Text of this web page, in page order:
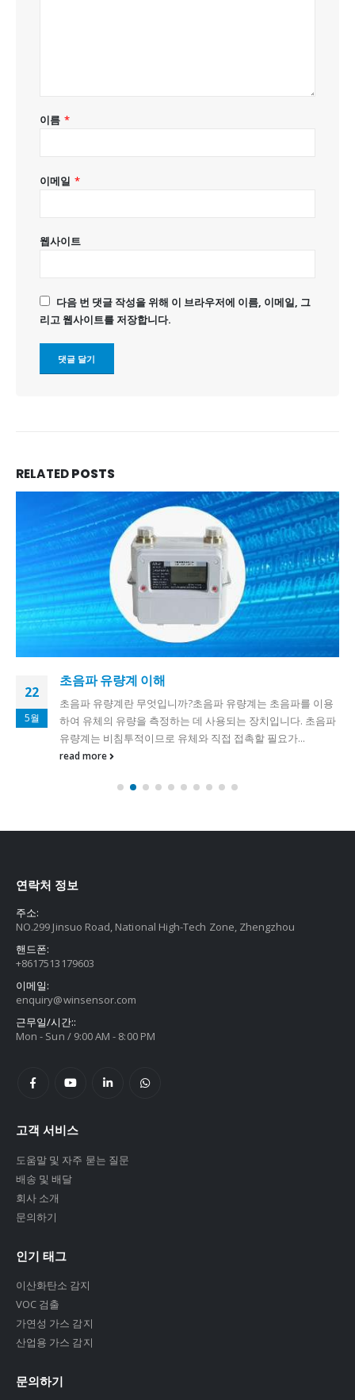
이름 *
이메일 *
웹사이트
다음 번 댓글 작성을 위해 이 브라우저에 이름, 이메일, 그
리고 웹사이트를 저장합니다.
RELATEDPOSTS
22
5월
초음파 유량계 이해
초음파 유량계란 무엇입니까?초음파 유량계는 초음파를 이용
하여 유체의 유량을 측정하는 데 사용되는 장치입니다. 초음파
유량계는 비침투적이므로 유체와 직접 접촉할 필요가...
read more
연락처 정보
주소:
NO.299 Jinsuo Road, National High-Tech Zone, Zhengzhou
핸드폰:
+8617513179603
이메일:
enquiry@winsensor.com
근무일/시간::
Mon - Sun / 9:00 AM - 8:00 PM
고객 서비스
도움말 및 자주 묻는 질문
배송 및 배달
회사 소개
문의하기
인기 태그
이산화탄소 감지
VOC 검출
가연성 가스 감지
산업용 가스 감지
문의하기